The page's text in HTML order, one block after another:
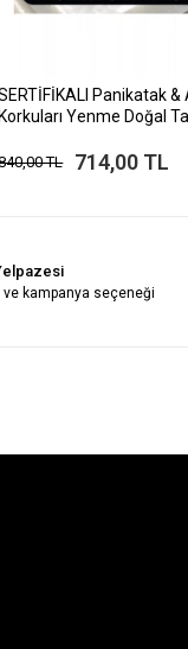
Panikatak
Korkuları Yenme Doğal
TL 714,00 TL
kampanya seçeneği